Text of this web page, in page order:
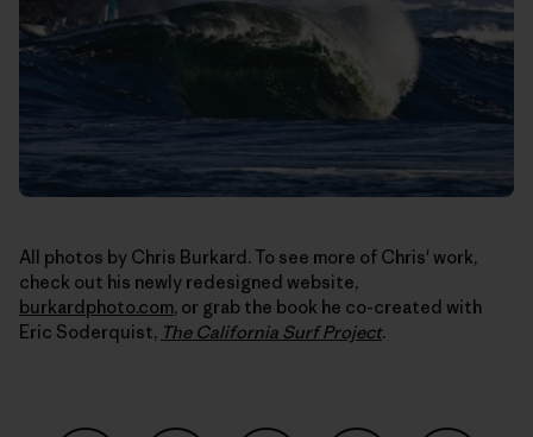
All photos by Chris Burkard. To see more of Chris' work,
check out his newly redesigned website,
burkardphoto.com, or grab the book he co-created with
Eric Soderquist, The California Surf Project.